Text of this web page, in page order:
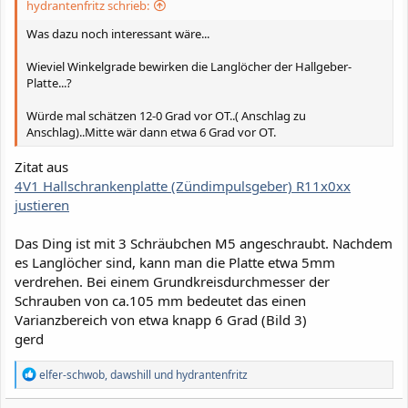
hydrantenfritz schrieb:
Was dazu noch interessant wäre...
Wieviel Winkelgrade bewirken die Langlöcher der Hallgeber-
Platte...?
Würde mal schätzen 12-0 Grad vor OT..( Anschlag zu
Anschlag)..Mitte wär dann etwa 6 Grad vor OT.
Zitat aus
4V1 Hallschrankenplatte (Zündimpulsgeber) R11x0xx
justieren
Das Ding ist mit 3 Schräubchen M5 angeschraubt. Nachdem
es Langlöcher sind, kann man die Platte etwa 5mm
verdrehen. Bei einem Grundkreisdurchmesser der
Schrauben von ca.105 mm bedeutet das einen
Varianzbereich von etwa knapp 6 Grad (Bild 3)
gerd
R
e
a
elfer-schwob,dawshill und hydrantenfritz